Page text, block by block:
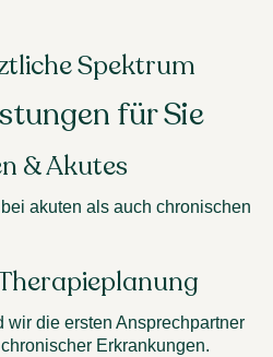
Spektrum
für Sie
& Akutes
akuten als auch chronischen
wir die ersten Ansprechpartner
Erkrankungen.